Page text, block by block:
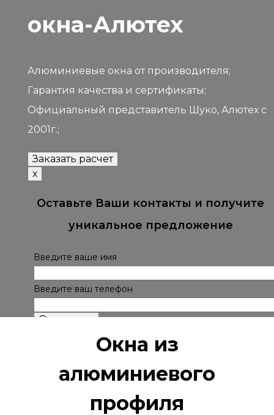
окна-Алютех
Алюминиевые окна от производителя;
Гарантия качества и сертификаты;
Официальный представитель Шуко, Алютех с
2001г.;
Заказать расчет
х
Оставьте Ваши контакты и получите
уникальное предложение
Введите ваше имя
Введите ваш телефон
Нажимая кнопку "Отправить" вы соглашаетесь с нашей Политикой
Окна из
алюминиевого
профиля